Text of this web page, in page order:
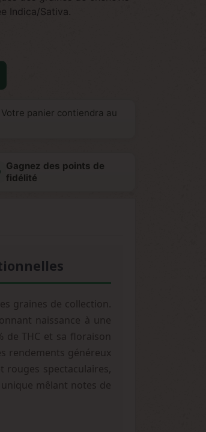
Indica/Sativa.
Votre panier contiendra au
Gagnez des points de
fidélité
graines de collection.
naissance à une
de THC et sa floraison
rendements généreux
rouges spectaculaires,
mêlant notes de